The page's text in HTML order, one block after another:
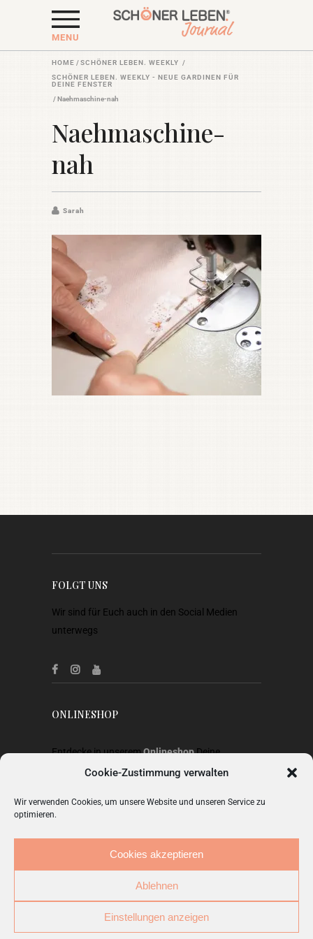
Cookie-Zustimmung verwalten
Wir verwenden Cookies, um unsere Website und unseren Service zu
optimieren.
Cookies akzeptieren
Ablehnen
Einstellungen anzeigen
MENU
HOME /SCHÖNER LEBEN. WEEKLY /
SCHÖNER LEBEN. WEEKLY - NEUE GARDINEN FÜR
DEINE FENSTER
/Naehmaschine-nah
Naehmaschine-
nah
Sarah
FOLGT UNS
Wir sind für Euch auch in den Social Medien
unterwegs
ONLINESHOP
Entdecke in unseremOnlineshopDeine
Lieblingsstücke aus Heimtextilien, Gardinen,
Mode.
© Copyright 2026.Studio Carnarius. Alle Rechte